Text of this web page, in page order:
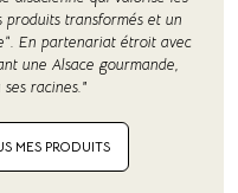
transformés et un
En partenariat étroit avec
une Alsace gourmande,
racines."
MES PRODUITS